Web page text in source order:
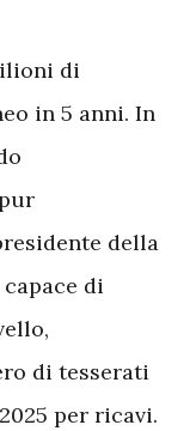
di
in 5 anni. In
della
capace di
di tesserati
per ricavi.